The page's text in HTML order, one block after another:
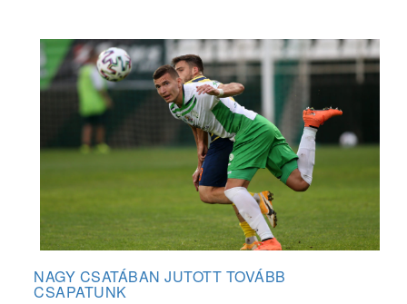
NAGY CSATÁBAN JUTOTT TOVÁBB
CSAPATUNK